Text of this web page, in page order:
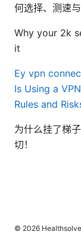
何选择、测速
Why your 2k
it
Ey vpn
Is Using a
Rules and
为什么挂了梯
切！
© 2026